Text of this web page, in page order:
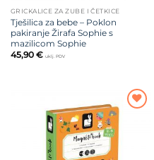
GRICKALICE ZA ZUBE I ČETKICE
Tješilica za bebe – Poklon
pakiranje Žirafa Sophie s
mazilicom Sophie
45,90 € uklj. PDV
Dodajte